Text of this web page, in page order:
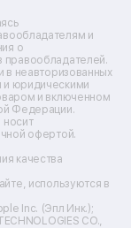
и
о
правообладателей.
в неавторизованных
и юридическими
и включенном
Федерации.
офертой.
качества
используются в
Inc. (Эпл Инк.);
CO.,